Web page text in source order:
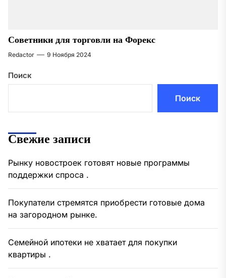
Советники для торговли на Форекс
Redactor 9 Ноября 2024
Поиск
Поиск
Свежие записи
Рынку новостроек готовят новые программы
поддержки спроса .
Покупатели стремятся приобрести готовые дома
на загородном рынке.
Семейной ипотеки не хватает для покупки
квартиры .